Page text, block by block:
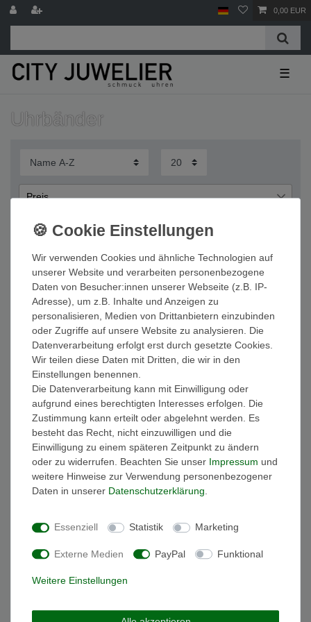
0,00 EUR
☰
Uhrbänder
Preis
― €
Übernehmen
Wichtige Informationen
FAQ Funkuhren
Wasserdichtheit
Geschenkverpackung
Batterieentsorgung
Zahlung
Versand
Sicher und Bequem bezahlen
Schneller und sicherer Versand
Wir verwenden Cookies und ähnliche Technologien auf
unserer Website und verarbeiten personenbezogene
Daten von Besucher:innen unserer Webseite (z.B. IP-
Adresse), um z.B. Inhalte und Anzeigen zu
personalisieren, Medien von Drittanbietern einzubinden
oder Zugriffe auf unsere Website zu analysieren. Die
Datenverarbeitung erfolgt erst durch gesetzte Cookies.
Wir teilen diese Daten mit Dritten, die wir in den
Einstellungen benennen.
Die Datenverarbeitung kann mit Einwilligung oder
aufgrund eines berechtigten Interesses erfolgen. Die
Zustimmung kann erteilt oder abgelehnt werden. Es
besteht das Recht, nicht einzuwilligen und die
Einwilligung zu einem späteren Zeitpunkt zu ändern
oder zu widerrufen. Beachten Sie unser Impressum und
weitere Hinweise zur Verwendung personenbezogener
Daten in unserer Daten­schutz­erklärung
Essenziell Statistik Marketing
Externe Medien PayPal Funktional
Weitere Einstellungen